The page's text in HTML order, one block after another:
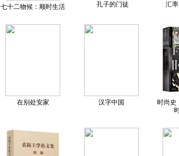
七十二物候：顺时生活 孔子的门徒 汇
在别处安家 汉字中国
时尚史